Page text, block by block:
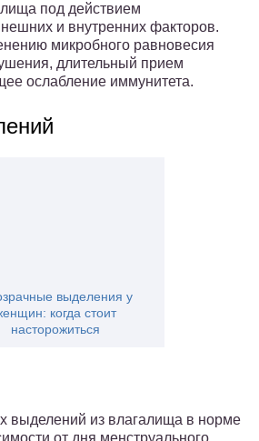
под действием
и внутренних факторов.
микробного равновесия
длительный прием
ослабление иммунитета.
выделения у
когда стоит
насторожиться
выделений из влагалища в норме